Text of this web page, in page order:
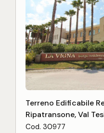
proposta, né alcun
misura.
Terreno Edificabile
Ripatransone, Val
Cod. 30977